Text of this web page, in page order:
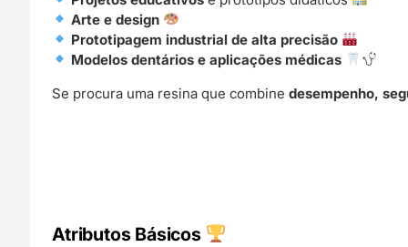
Arte e design
Prototipagem industrial de alta precisão
Modelos dentários e aplicações médicas
Se procura uma resina que combinedesempenho,
Atributos Básicos